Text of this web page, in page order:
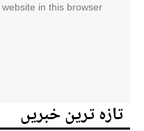
in this browser
تازہ ترین خبریں